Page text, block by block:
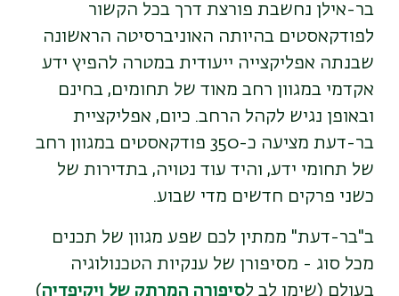
בר-אילן נחשבת פורצת דרך בכל הקשור
לפודקאסטים בהיותה האוניברסיטה הראשונה
שבנתה אפליקצייה ייעודית במטרה להפיץ ידע
אקדמי במגוון רחב מאוד של תחומים, בחינם
ובאופן נגיש לקהל הרחב. כיום, אפליקציית
בר-דעת מציעה כ-350 פודקאסטים במגוון רחב
של תחומי ידע, והיד עוד נטויה, בתדירות של
כשני פרקים חדשים מדי שבוע.
ב"בר-דעת" ממתין לכם שפע מגוון של תכנים
מכל סוג - מסיפורן של ענקיות הטכנולוגיה
בעולם (שימו לב לסיפורה המרתק של ויקיפדיה)